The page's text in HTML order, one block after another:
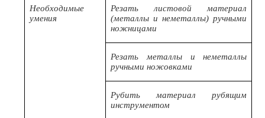
Необходимые
умения
Резать листовой материал
(металлы и неметаллы) ручными
ножницами
Резать металлы и неметаллы
ручными ножовками
Рубить материал рубящим
инструментом